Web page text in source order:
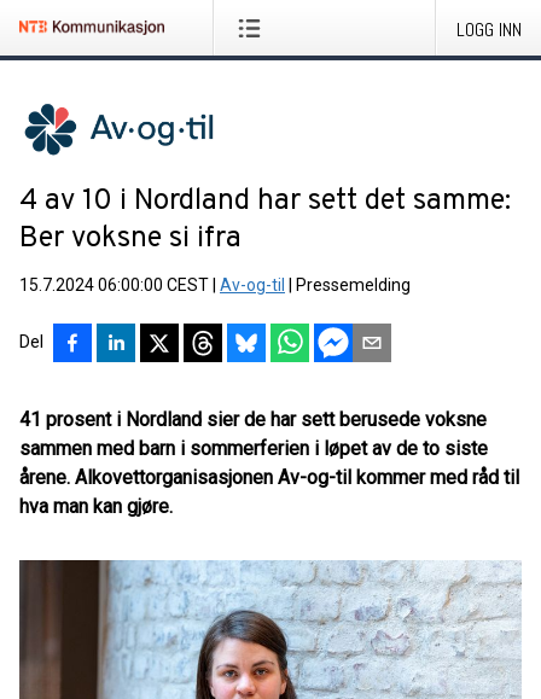
LOGG INN
4 av 10 i Nordland har sett det samme:
Ber voksne si ifra
15.7.2024 06:00:00 CEST Av-og-til Pressemelding
Del
41 prosent i Nordland sier de har sett berusede voksne
sammen med barn i sommerferien i løpet av de to siste
årene. Alkovettorganisasjonen Av-og-til kommer med råd til
hva man kan gjøre.